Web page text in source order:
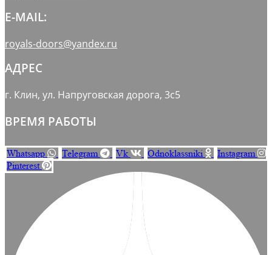
E-MAIL:
royals-doors@yandex.ru
АДРЕС
г. Клин, ул. Напруговская дорога, 3с5
ВРЕМЯ РАБОТЫ
Whatsapp Telegram Vk Odnoklassniki
Instagram
Pinterest